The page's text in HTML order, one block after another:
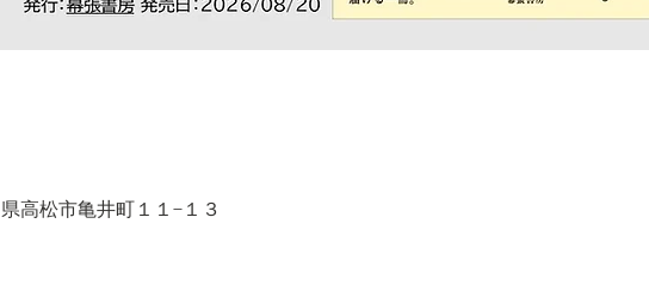
高松市亀井町１１−１３